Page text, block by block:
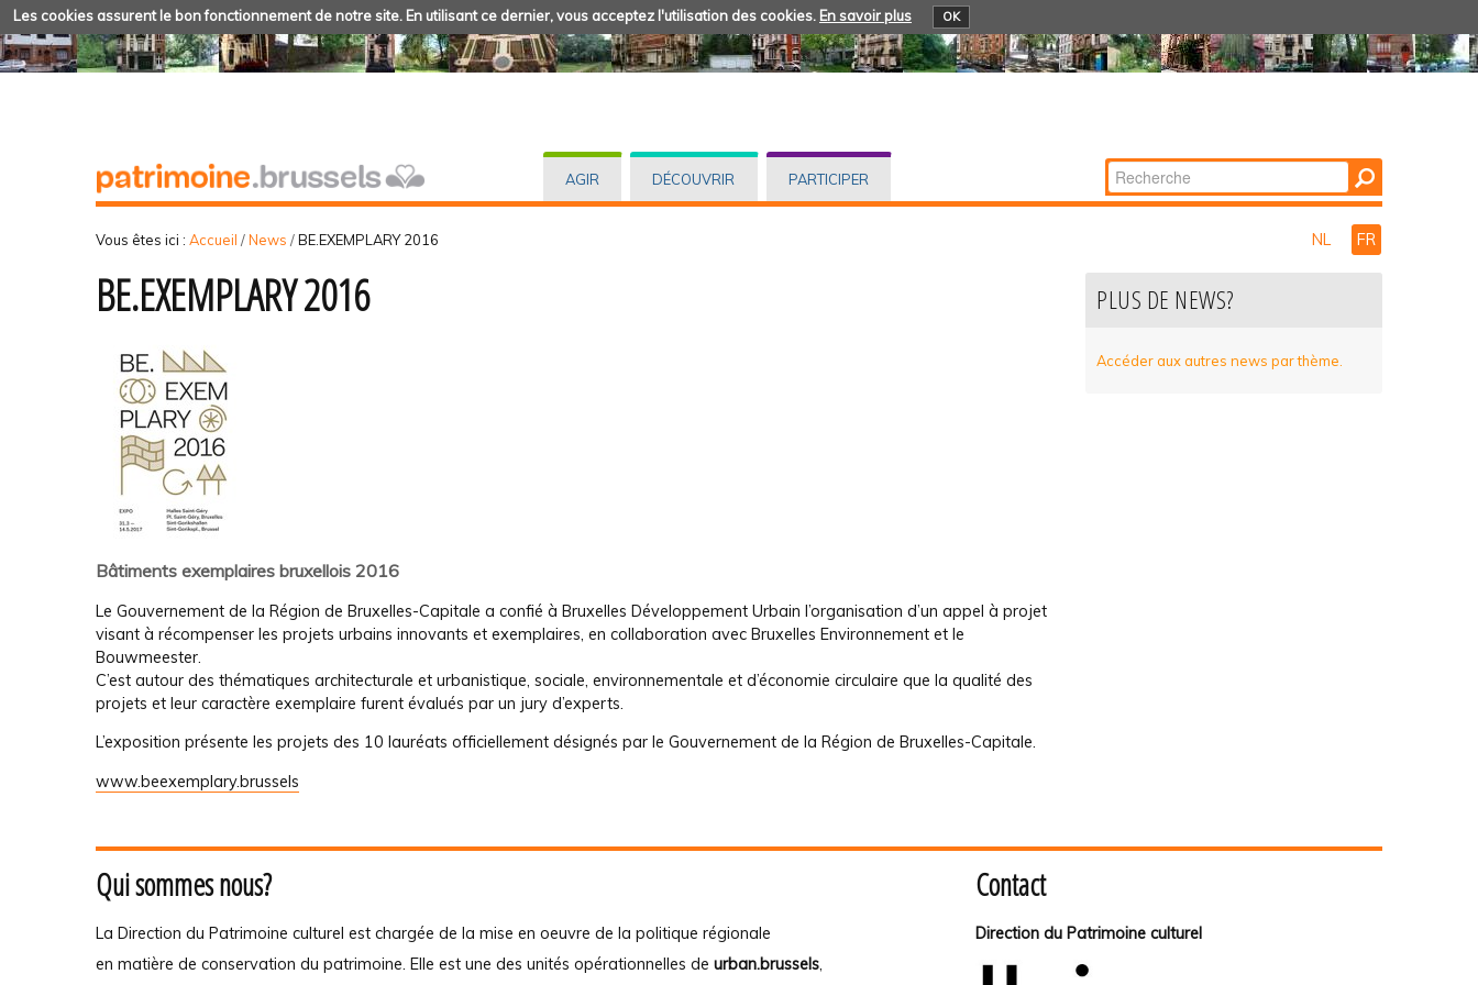
Les cookies assurent le bon fonctionnement de notre site. En utilisant ce dernier, vous acceptez l'utilisation des cookies. En savoir plus OK
AGIR DÉCOUVRIR PARTICIPER Chercher par
Recherche
Vous êtes ici : Accueil /News /BE.EXEMPLARY 2016 NL FR
BE.EXEMPLARY 2016
Bâtiments exemplaires bruxellois 2016
Le Gouvernement de la Région de Bruxelles-Capitale a confié à Bruxelles Développement Urbain l’organisation d’un appel à projet
visant à récompenser les projets urbains innovants et exemplaires, en collaboration avec Bruxelles Environnement et le
Bouwmeester.
C’est autour des thématiques architecturale et urbanistique, sociale, environnementale et d’économie circulaire que la qualité des
projets et leur caractère exemplaire furent évalués par un jury d’experts.
L’exposition présente les projets des 10 lauréats officiellement désignés par le Gouvernement de la Région de Bruxelles-Capitale.
www.beexemplary.brussels
PLUS DE NEWS?
Accéder aux autres news par thème.
Qui sommes nous?
La Direction du Patrimoine culturel est chargée de la mise en oeuvre de la politique régionale
en matière de conservation du patrimoine. Elle est une des unités opérationnelles de urban.brussels,
Contact
Direction du Patrimoine culturel